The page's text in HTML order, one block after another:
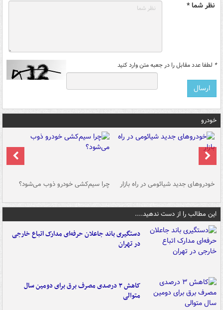
نظر شما *
* لطفا عدد مقابل را در جعبه متن وارد کنید
خودرو
خودروهای جدید شیائومی در راه بازار چرا سیم‌کشی خودرو ذوب می‌شود؟
این مطالب را از دست ندهید....
دستگیری باند جاعلان حرفه‌ای مدارک اتباع خارجی
در تهران
کاهش ۳ درصدی مصرف برق برای دومین سال
متوالی